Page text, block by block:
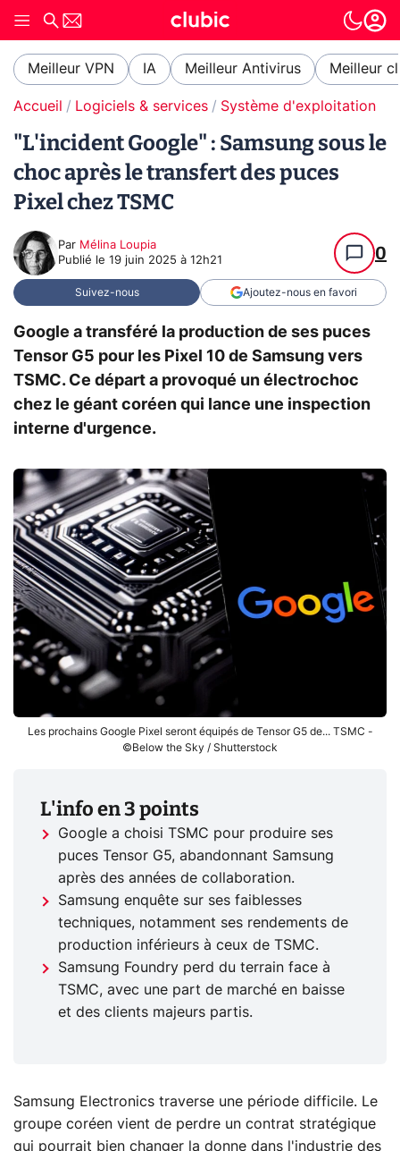
Meilleur VPN IA Meilleur Antivirus Meilleur
Accueil Logiciels & services Système d'exploitation
"L'incident Google" : Samsung sous le
choc après le transfert des puces
Pixel chez TSMC
Par Mélina Loupia
Publié le 19 juin 2025 à 12h21 0
Suivez-nous Ajoutez-nous en favori
Google a transféré la production de ses puces
Tensor G5 pour les Pixel 10 de Samsung vers
TSMC. Ce départ a provoqué un électrochoc
chez le géant coréen qui lance une inspection
interne d'urgence.
Les prochains Google Pixel seront équipés de Tensor G5 de... TSMC -
©Below the Sky / Shutterstock
L'info en 3 points
Google a choisi TSMC pour produire ses
puces Tensor G5, abandonnant Samsung
après des années de collaboration.
Samsung enquête sur ses faiblesses
techniques, notamment ses rendements de
production inférieurs à ceux de TSMC.
Samsung Foundry perd du terrain face à
TSMC, avec une part de marché en baisse
et des clients majeurs partis.
Samsung Electronics traverse une période difficile. Le
groupe coréen vient de perdre un contrat stratégique
qui pourrait bien changer la donne dans l'industrie des